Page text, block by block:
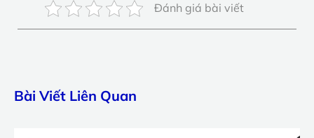
Đánh giá bài viết
Bài Viết Liên Quan